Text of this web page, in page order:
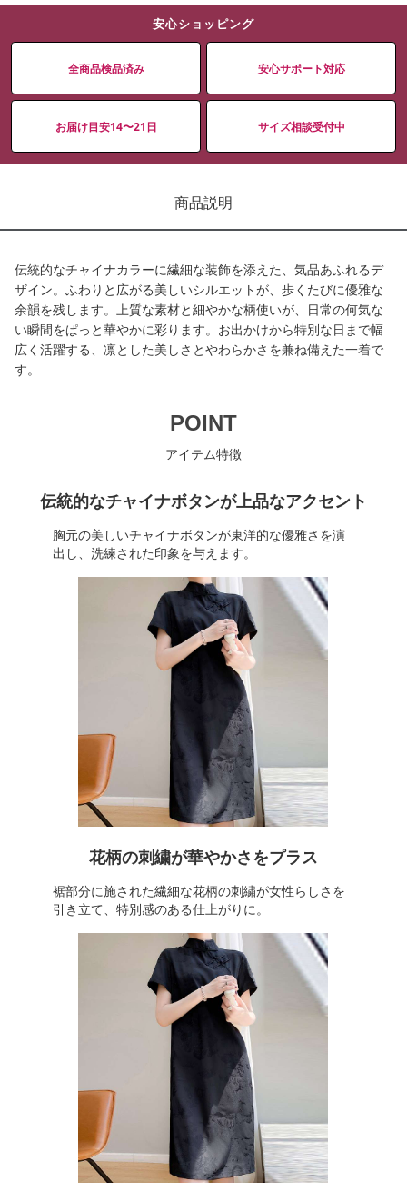
安心ショッピング
全商品検品済み 安心サポート対応
お届け目安14〜21日 サイズ相談受付中
商品説明
伝統的なチャイナカラーに繊細な装飾を添えた、気品あふれるデ
ザイン。ふわりと広がる美しいシルエットが、歩くたびに優雅な
余韻を残します。上質な素材と細やかな柄使いが、日常の何気な
い瞬間をぱっと華やかに彩ります。お出かけから特別な日まで幅
広く活躍する、凛とした美しさとやわらかさを兼ね備えた一着で
す。
POINT
アイテム特徴
伝統的なチャイナボタンが上品なアクセント
胸元の美しいチャイナボタンが東洋的な優雅さを演
出し、洗練された印象を与えます。
花柄の刺繍が華やかさをプラス
裾部分に施された繊細な花柄の刺繍が女性らしさを
引き立て、特別感のある仕上がりに。